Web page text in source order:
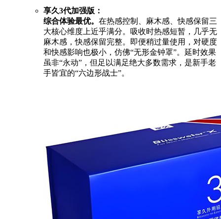
享久3代加强版：
综合体验最优。 在热感控制、麻木感、快感保留三
大核心维度上近乎满分。吸收时热感短暂，几乎无
麻木感，快感保留完整。即便稍过量使用，对硬度
和快感影响也极小，仿佛“无形金钟罩”。延时效果
虽非“永动”，但足以满足绝大多数需求，是新手老
手皆宜的“六边形战士”。